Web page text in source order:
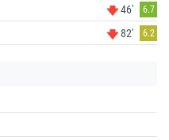
46' 6.7
82' 6.2